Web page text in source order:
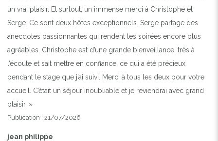
un vrai plaisir. Et surtout, un immense merci à Christophe et
Serge. Ce sont deux hôtes exceptionnels. Serge partage des
anecdotes passionnantes qui rendent les soirées encore plus
agréables. Christophe est d’une grande bienveillance, très à
l’écoute et sait mettre en confiance, ce qui a été précieux
pendant le stage que j’ai suivi. Merci à tous les deux pour votre
accueil. C’était un séjour inoubliable et je reviendrai avec grand
plaisir. »
Publication : 21/07/2026
jean philippe